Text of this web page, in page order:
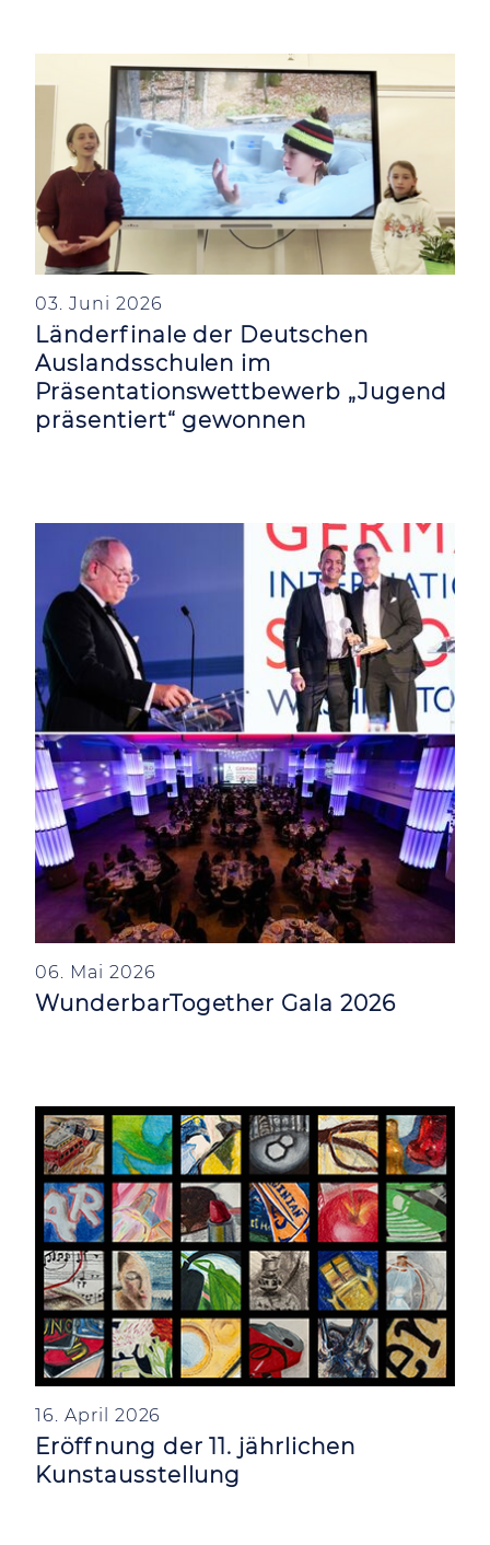
03. Juni 2026
Länderfinale der Deutschen
Auslandsschulen im
Präsentationswettbewerb „Jugend
präsentiert“ gewonnen
06. Mai 2026
WunderbarTogether Gala 2026
16. April 2026
Eröffnung der 11. jährlichen
Kunstausstellung